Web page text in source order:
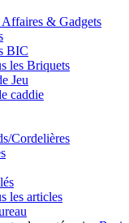
Affaires & Gadgets
BIC
les Briquets
Jeu
caddie
Cordelières
les articles